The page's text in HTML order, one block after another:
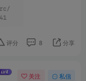
评分 8 分享
关注 私信